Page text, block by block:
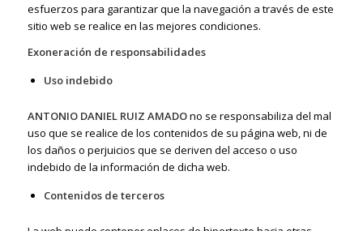
esfuerzos para garantizar que la navegación a través de este
sitio web se realice en las mejores condiciones.
Exoneración de responsabilidades
Uso indebido
ANTONIO DANIEL RUIZ AMADOno se responsabiliza del mal
uso que se realice de los contenidos de su página web, ni de
los daños o perjuicios que se deriven del acceso o uso
indebido de la información de dicha web.
Contenidos de terceros